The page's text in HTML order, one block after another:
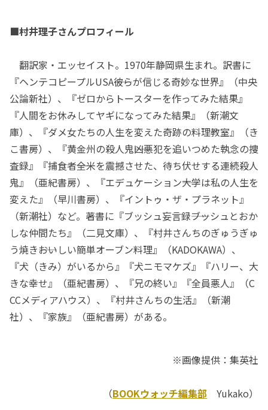
■村井理子さんプロフィール
翻訳家・エッセイスト。1970年静岡県生まれ。訳書に
『ヘンテコピープルUSA――彼らが信じる奇妙な世界』（中央
公論新社）、『ゼロからトースターを作ってみた結果』
『人間をお休みしてヤギになってみた結果』（新潮文
庫）、『ダメ女たちの人生を変えた奇跡の料理教室』（き
こ書房）、『黄金州の殺人鬼――凶悪犯を追いつめた執念の捜
査録』『捕食者――全米を震撼させた、待ち伏せする連続殺人
鬼』（亜紀書房）、『エデュケーション――大学は私の人生を
変えた』（早川書房）、『イントゥ・ザ・プラネット』
（新潮社）など。著書に『ブッシュ妄言録――ブッシュとおか
しな仲間たち』（二見文庫）、『村井さんちのぎゅうぎゅ
う焼き――おいしい簡単オーブン料理』（KADOKAWA）、
『犬（きみ）がいるから』『犬ニモマケズ』『ハリー、大
きな幸せ』（亜紀書房）、『兄の終い』『全員悪人』（C
CCメディアハウス）、『村井さんちの生活』（新潮
社）、『家族』（亜紀書房）がある。
※画像提供：集英社
（BOOKウォッチ編集部 Yukako）